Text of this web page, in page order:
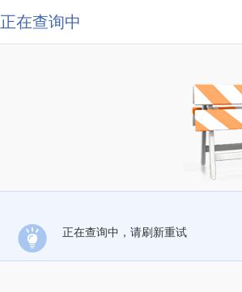
正在查询中
正在查询中，请刷新重试